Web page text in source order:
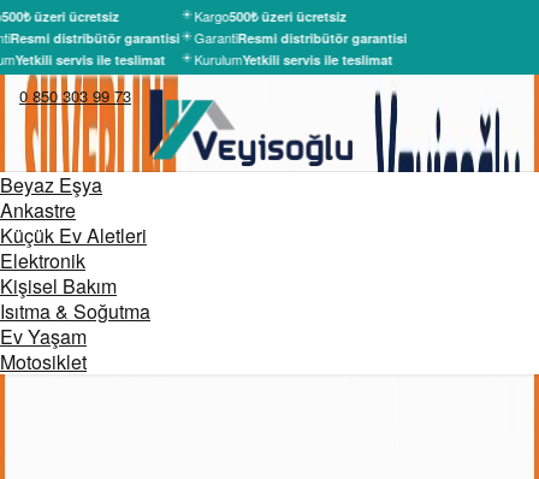
500₺ üzeri ücretsiz
Resmi distribütör garantisi
Yetkili servis ile teslimat
Kargo500₺ üzeri ücretsiz
GarantiResmi distribütör garantisi
KurulumYetkili servis ile teslimat
0 850 303 99 73
Beyaz Eşya
Ankastre
Küçük Ev Aletleri
Elektronik
Kişisel Bakım
Isıtma & Soğutma
Ev Yaşam
Motosiklet